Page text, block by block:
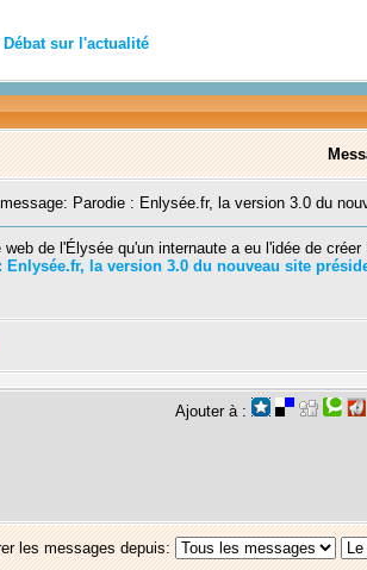
Débat sur l'actualité
Parodie : Enlysée.fr, la version 3.0 du
de l'Élysée qu'un internaute a eu l'idée de
Enlysée.fr, la version 3.0 du nouveau site
Ajouter à :
les messages depuis: